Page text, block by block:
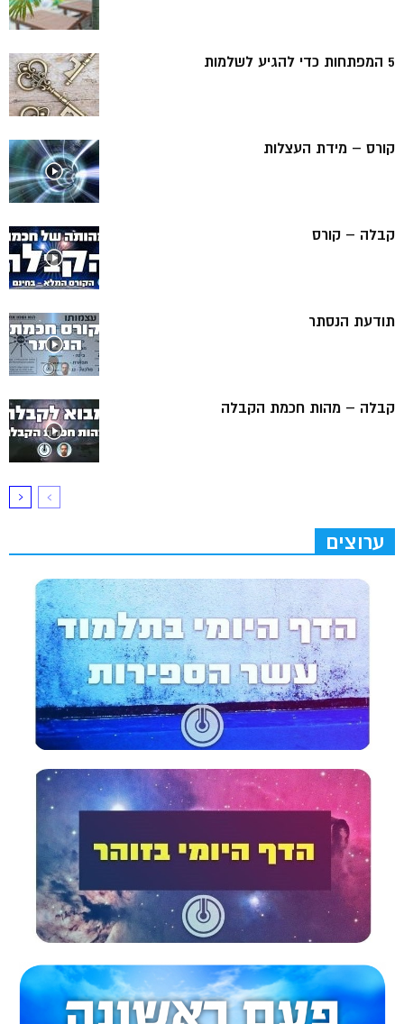
5 המפתחות כדי להגיע לשלמות
קורס – מידת העצלות
קבלה – קורס
תודעת הנסתר
קבלה – מהות חכמת הקבלה
ערוצים